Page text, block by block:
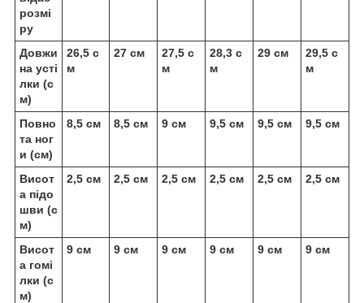
розмі
ру
Довжи
на усті
лки (с
м)
26,5 с
м
27 см
27,5 с
м
28,3 с
м
29 см
29,5 с
м
Повно
та ног
и (см)
8,5 см 8,5 см 9 см 9,5 см 9,5 см 9,5 см
Висот
а підо
шви (с
м)
2,5 см 2,5 см 2,5 см 2,5 см 2,5 см 2,5 см
Висот
а гомі
лки (с
м)
9 см 9 см 9 см 9 см 9 см 9 см